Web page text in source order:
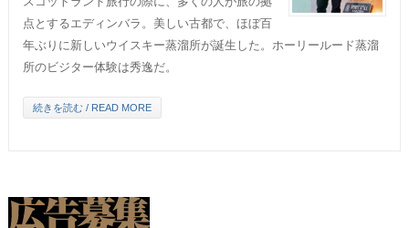
点とするエディンバラ。美しい古都で、ほぼ百
年ぶりに新しいウイスキー蒸溜所が誕生した。ホーリールード蒸溜
所のビジター体験は秀逸だ。
続きを読む / READ MORE